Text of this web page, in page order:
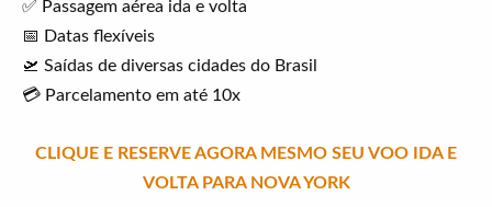
✅ Passagem aérea ida e volta
📅 Datas flexíveis
🛫 Saídas de diversas cidades do Brasil
💳 Parcelamento em até 10x
CLIQUE E RESERVE AGORA MESMO SEU VOO IDA E
VOLTA PARA NOVA YORK